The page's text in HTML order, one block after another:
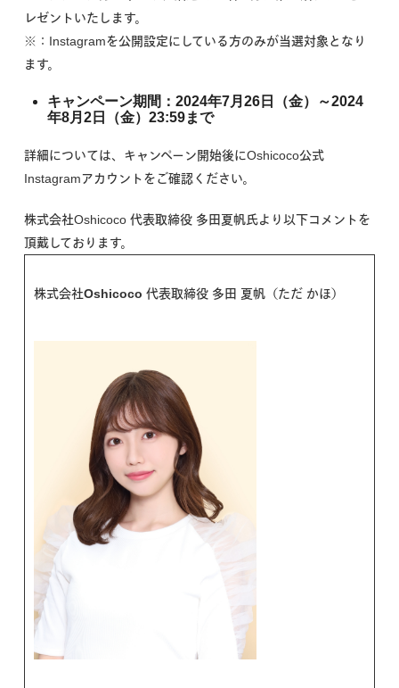
レゼントいたします。
※：Instagramを公開設定にしている方のみが当選対象となり
ます。
キャンペーン期間：2024年7月26日（金）～2024
年8月2日（金）23:59まで
詳細については、キャンペーン開始後にOshicoco公式
Instagramアカウントをご確認ください。
株式会社Oshicoco 代表取締役 多田夏帆氏より以下コメントを
頂戴しております。
株式会社Oshicoco 代表取締役 多田 夏帆（ただ かほ）